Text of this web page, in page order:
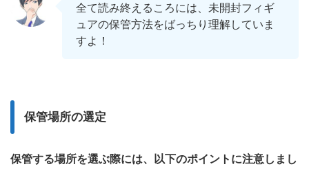
全て読み終えるころには、未開封フィギ
ュアの保管方法をばっちり理解していま
すよ！
保管場所の選定
保管する場所を選ぶ際には、以下のポイントに注意しまし